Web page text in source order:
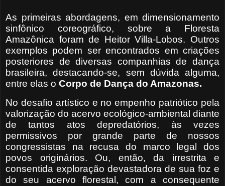
As primeiras abordagens, em dimensionamento
sinfônico coreográfico, sobre a Floresta
Amazônica foram de Heitor Villa-Lobos. Outros
exemplos podem ser encontrados em criações
posteriores de diversas companhias de dança
brasileira, destacando-se, sem dúvida alguma,
entre elas o Corpo de Dança do Amazonas.
No desafio artístico e no empenho patriótico pela
valorização do acervo ecológico-ambiental diante
de tantos atos depredatórios, às vezes
permissivos por grande parte de nossos
congressistas na recusa do marco legal dos
povos originários. Ou, então, da irrestrita e
consentida exploração devastadora de sua foz e
do seu acervo florestal, com a consequente